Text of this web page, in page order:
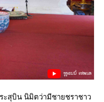
ะสุบิน นิมิตว่ามีชายชราชาว